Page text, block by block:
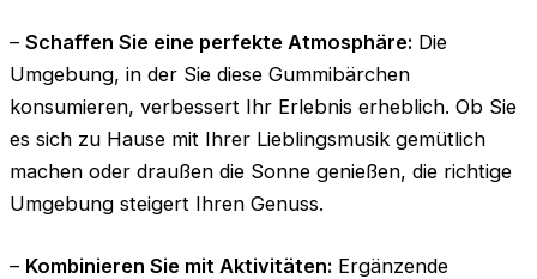
– Schaffen Sie eine perfekte Atmosphäre: Die
Umgebung, in der Sie diese Gummibärchen
konsumieren, verbessert Ihr Erlebnis erheblich. Ob Sie
es sich zu Hause mit Ihrer Lieblingsmusik gemütlich
machen oder draußen die Sonne genießen, die richtige
Umgebung steigert Ihren Genuss.
– Kombinieren Sie mit Aktivitäten: Ergänzende